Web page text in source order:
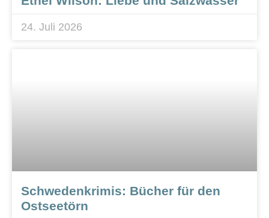
24. Juli 2026
Schwedenkrimis: Bücher für den
Ostseetörn